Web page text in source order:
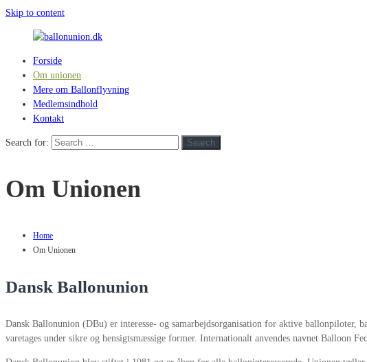
Skip to content
ballonunion.dk
hvad
blæser
Forside
Om unionen
Mere om Ballonflyvning
Medlemsindhold
Kontakt
Search for: Search
Om Unionen
Home
Om Unionen
Dansk Ballonunion
Dansk Ballonunion (DBu) er interesse- og samarbejdsorganisation for aktive
varetages under sikre og hensigtsmæssige former. Internationalt anvendes navnet Balloon